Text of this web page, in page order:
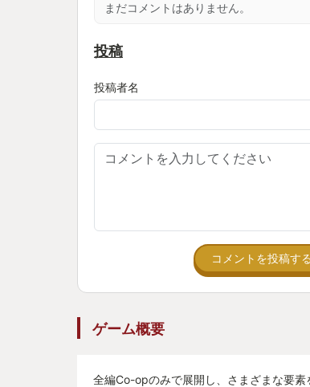
になり、スーパーマリオのクッパ
思い立ったら吉日、Nintendo
あとは本人にやらせてみて、、、
る！少なくとも妻よりはだいぶで
児！！！
そんなこんなで、アラフォー親父
two」がスタートしたのであった。
まだコメントはありません。
投稿
投稿者名
コメントを投稿する
ゲーム概要
全編Co-opのみで展開し、さまざまな要素